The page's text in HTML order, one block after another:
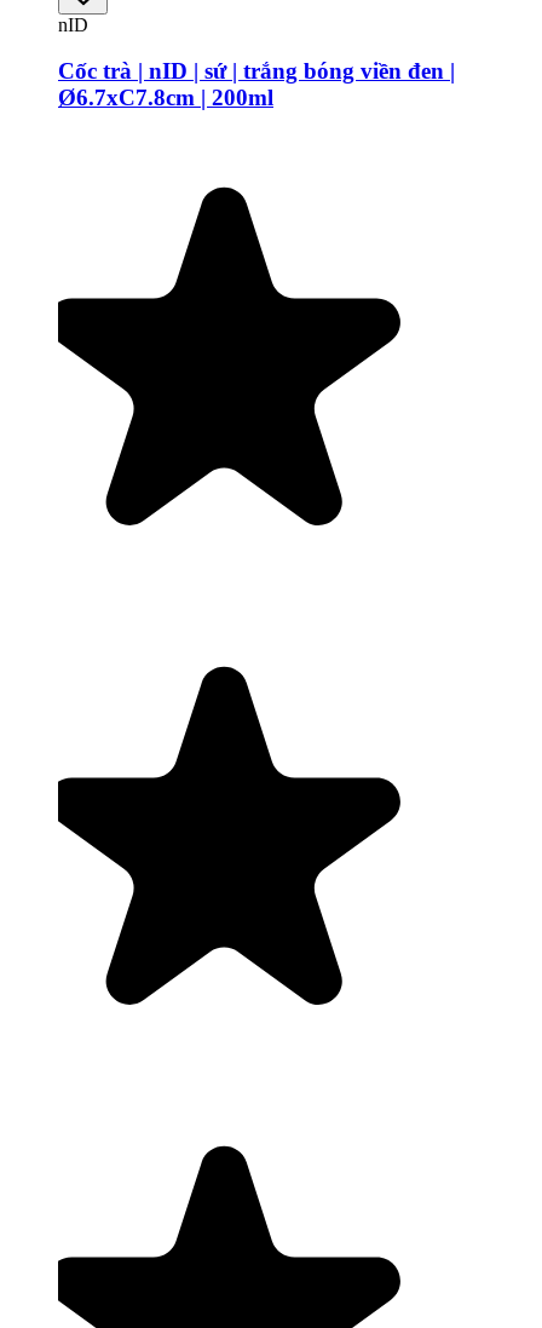
nID
Cốc trà | nID | sứ | trắng bóng viền đen |
Ø6.7xC7.8cm | 200ml